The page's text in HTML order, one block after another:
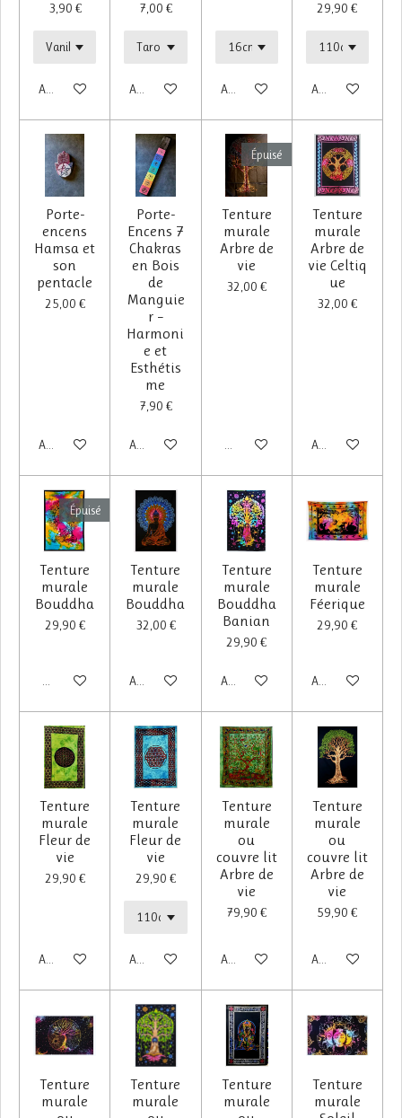
3,90 €
Ajouter au panier
7,00 €
Ajouter au panier Ajouter au panier
29,90 €
Ajouter au panier
Porte-
encens
Hamsa et
son
pentacle
25,00 €
Ajouter au panier
Porte-
Encens 7
Chakras
en Bois
de
Manguie
r –
Harmoni
e et
Esthétis
me
7,90 €
Ajouter au panier
Épuisé
Tenture
murale
Arbre de
vie
32,00 €
M'avertir si disponible
Tenture
murale
Arbre de
vie Celtiq
ue
32,00 €
Ajouter au panier
Épuisé
Tenture
murale
Bouddha
29,90 €
M'avertir si disponible
Tenture
murale
Bouddha
32,00 €
Ajouter au panier
Tenture
murale
Bouddha
Banian
29,90 €
Ajouter au panier
Tenture
murale
Féerique
29,90 €
Ajouter au panier
Tenture
murale
Fleur de
vie
29,90 €
Ajouter au panier
Tenture
murale
Fleur de
vie
29,90 €
Ajouter au panier
Tenture
murale
ou
couvre lit
Arbre de
vie
79,90 €
Ajouter au panier
Tenture
murale
ou
couvre lit
Arbre de
vie
59,90 €
Ajouter au panier
Tenture
murale
Tenture
murale
Tenture
murale
Tenture
murale